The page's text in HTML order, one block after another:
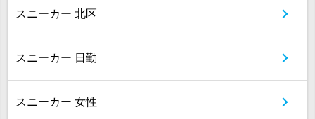
スニーカー 北区
スニーカー 日勤
スニーカー 女性